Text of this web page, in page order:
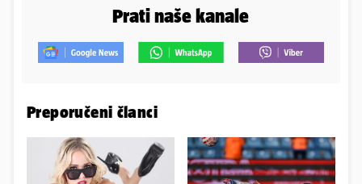
Prati naše kanale
Preporučeni članci